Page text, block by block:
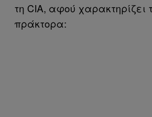
τη CIA, αφού χαρακτηρίζει
πράκτορα: